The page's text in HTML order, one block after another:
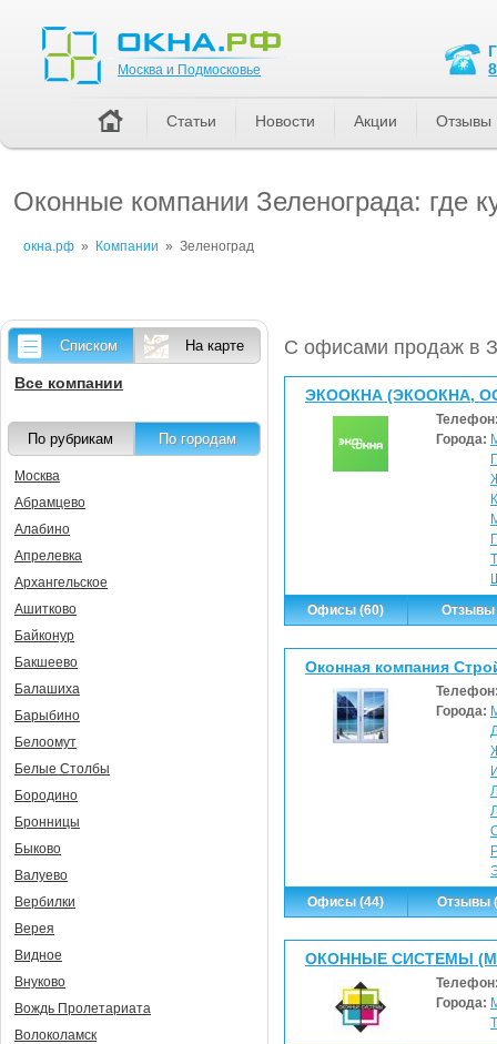
Оконные компании Зеленограда: где
окна.рф » Компании » Зеленоград
С офисами продаж в
ЭКООКНА (ЭКООКНА,
Города:
Офисы (60)
Отзывы
Оконная компания
Города:
Офисы (44)
Отзывы
ОКОННЫЕ СИСТЕМЫ
Города:
Списком На карте
Все компании
По рубрикам По городам
Москва
Абрамцево
Алабино
Апрелевка
Архангельское
Ашитково
Байконур
Бакшеево
Балашиха
Барыбино
Белоомут
Белые Столбы
Бородино
Бронницы
Быково
Валуево
Вербилки
Верея
Видное
Внуково
Вождь Пролетариата
Волоколамск
Москва и Подмосковье
Статьи Новости Акции Отзывы